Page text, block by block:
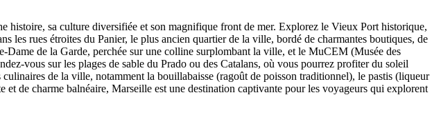
histoire, sa culture diversifiée et son magnifique front de mer. Explorez le Vieux Port historique,
les rues étroites du Panier, le plus ancien quartier de la ville, bordé de charmantes boutiques, de
de la Garde, perchée sur une colline surplombant la ville, et le MuCEM (Musée des
vous sur les plages de sable du Prado ou des Catalans, où vous pourrez profiter du soleil
de la ville, notamment la bouillabaisse (ragoût de poisson traditionnel), le pastis (liqueur
de charme balnéaire, Marseille est une destination captivante pour les voyageurs qui explorent